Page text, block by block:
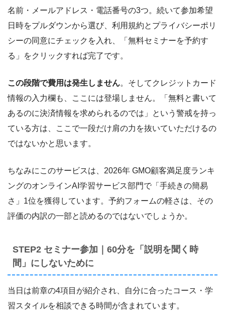
名前・メールアドレス・電話番号の3つ。続いて参加希望
日時をプルダウンから選び、利用規約とプライバシーポリ
シーの同意にチェックを入れ、「無料セミナーを予約す
る」をクリックすれば完了です。
この段階で費用は発生しません。そしてクレジットカード
情報の入力欄も、ここには登場しません。「無料と書いて
あるのに決済情報を求められるのでは」という警戒を持っ
ている方は、ここで一段だけ肩の力を抜いていただけるの
ではないかと思います。
ちなみにこのサービスは、2026年 GMO顧客満足度ランキ
ングのオンラインAI学習サービス部門で「手続きの簡易
さ」1位を獲得しています。予約フォームの軽さは、その
評価の内訳の一部と読めるのではないでしょうか。
STEP2 セミナー参加｜60分を「説明を聞く時
間」にしないために
当日は前章の4項目が紹介され、自分に合ったコース・学
習スタイルを相談できる時間が含まれています。